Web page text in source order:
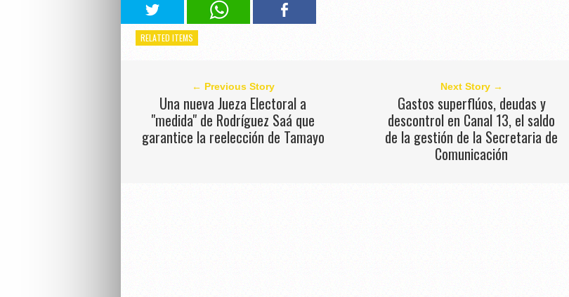
RELATED ITEMS
← Previous Story
Una nueva Jueza Electoral a
"medida" de Rodríguez Saá que
garantice la reelección de Tamayo
Next Story →
Gastos superflúos, deudas y
descontrol en Canal 13, el saldo
de la gestión de la Secretaria de
Comunicación